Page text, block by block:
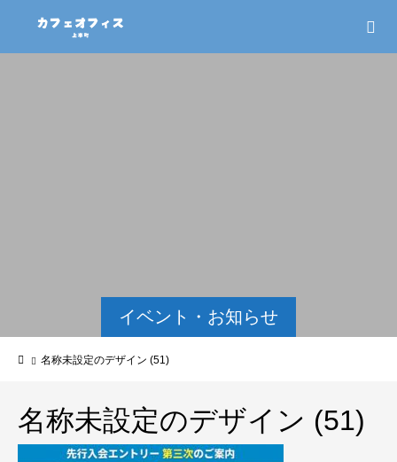
イベント・お知らせ
名称未設定のデザイン (51)
名称未設定のデザイン (51)